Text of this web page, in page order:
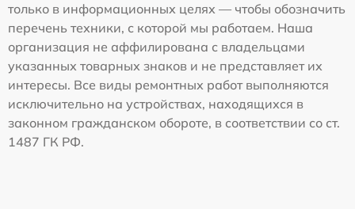
только в информационных целях — чтобы обозначить
перечень техники, с которой мы работаем. Наша
организация не аффилирована с владельцами
указанных товарных знаков и не представляет их
интересы. Все виды ремонтных работ выполняются
исключительно на устройствах, находящихся в
законном гражданском обороте, в соответствии со ст.
1487 ГК РФ.